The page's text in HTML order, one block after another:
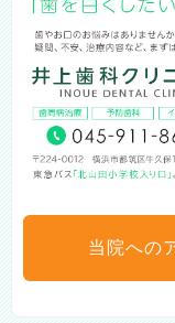
当院への